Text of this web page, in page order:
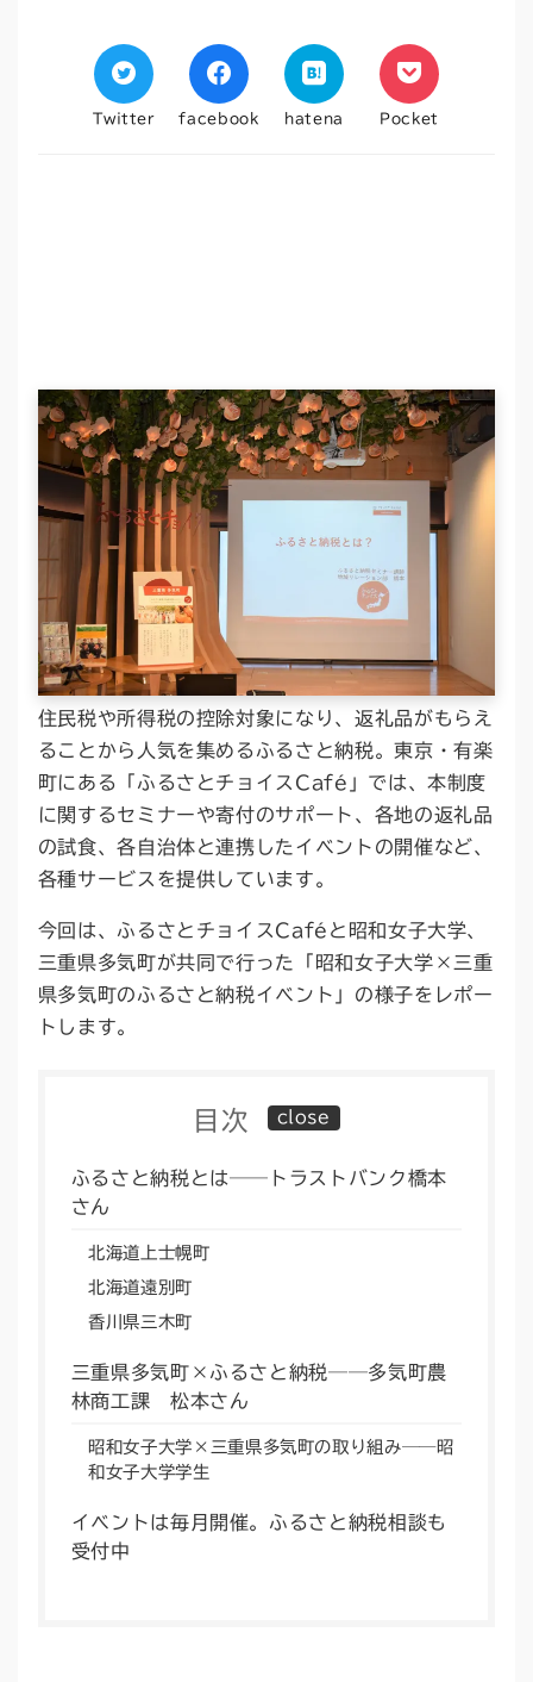
Twitter facebook hatena Pocket
住民税や所得税の控除対象になり、返礼品がもらえ
ることから人気を集めるふるさと納税。東京・有楽
町にある「ふるさとチョイスCafé」では、本制度
に関するセミナーや寄付のサポート、各地の返礼品
の試食、各自治体と連携したイベントの開催など、
各種サービスを提供しています。
今回は、ふるさとチョイスCaféと昭和女子大学、
三重県多気町が共同で行った「昭和女子大学×三重
県多気町のふるさと納税イベント」の様子をレポー
トします。
目次
ふるさと納税とは──トラストバンク橋本
さん
北海道上士幌町
北海道遠別町
香川県三木町
三重県多気町×ふるさと納税──多気町農
林商工課 松本さん
昭和女子大学×三重県多気町の取り組み──昭
和女子大学学生
イベントは毎月開催。ふるさと納税相談も
受付中